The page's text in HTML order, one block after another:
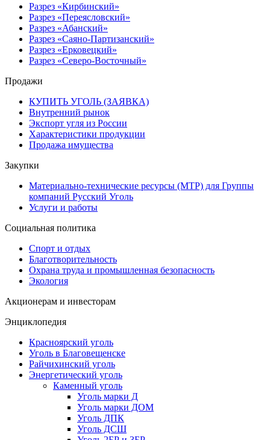
Разрез «Кирбинский»
Разрез «Переясловский»
Разрез «Абанский»
Разрез «Саяно-Партизанский»
Разрез «Ерковецкий»
Разрез «Северо-Восточный»
Продажи
КУПИТЬ УГОЛЬ (ЗАЯВКА)
Внутренний рынок
Экспорт угля из России
Характеристики продукции
Продажа имущества
Закупки
Материально-технические ресурсы (МТР) для Группы
компаний Русский Уголь
Услуги и работы
Социальная политика
Спорт и отдых
Благотворительность
Охрана труда и промышленная безопасность
Экология
Акционерам и инвесторам
Энциклопедия
Красноярский уголь
Уголь в Благовещенске
Райчихинский уголь
Энергетический уголь
Каменный уголь
Уголь марки Д
Уголь марки ДОМ
Уголь ДПК
Уголь ДСШ